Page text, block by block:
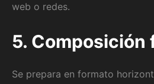
web o redes.
5. Composición
Se prepara en formato